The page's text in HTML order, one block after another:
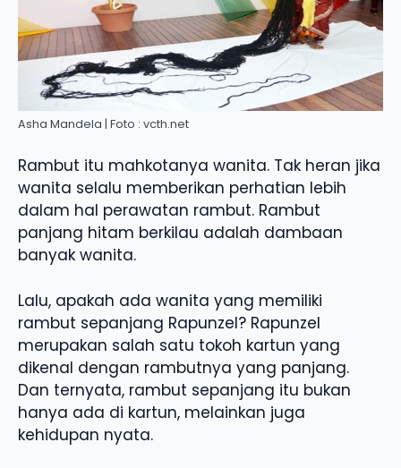
Asha Mandela | Foto : vcth.net
Rambut itu mahkotanya wanita. Tak heran jika
wanita selalu memberikan perhatian lebih
dalam hal perawatan rambut. Rambut
panjang hitam berkilau adalah dambaan
banyak wanita.
Lalu, apakah ada wanita yang memiliki
rambut sepanjang Rapunzel? Rapunzel
merupakan salah satu tokoh kartun yang
dikenal dengan rambutnya yang panjang.
Dan ternyata, rambut sepanjang itu bukan
hanya ada di kartun, melainkan juga
kehidupan nyata.